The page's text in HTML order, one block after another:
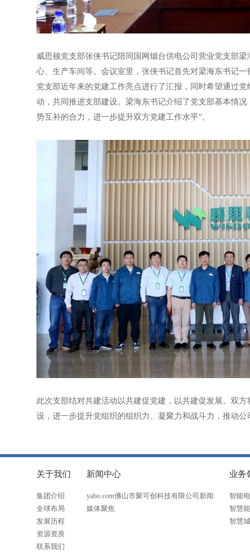
威思顿党支部张侠书记陪同国网烟台供电公司营业党支部
心、生产车间等。会议室里，张侠书记首先对梁海东书记
党支部近年来的党建工作亮点进行了汇报，同时希望通过
动，共同推进支部建设。梁海东书记介绍了党支部基本情
势互补的合力，进一步提升双方党建工作水平”。
此次支部结对共建活动以共建促党建，以共建促发展。双
设，进一步提升党组织的组织力、凝聚力和战斗力，推动
关于我们
集团介绍
全球布局
发展历程
资源资质
联系我们
新闻中心
yabo.com佛山市聚可创科技有限公司新闻
媒体聚焦
业务
智能
智慧
智慧